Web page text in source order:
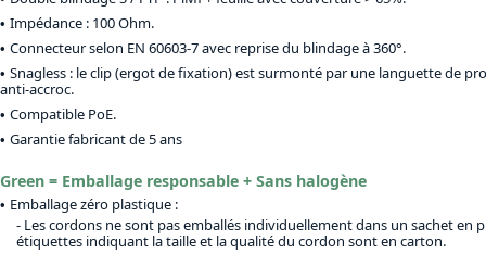
Impédance : 100 Ohm.
Connecteur selon EN 60603-7 avec reprise du blindage à 360°.
Snagless : le clip (ergot de fixation) est surmonté par une languette de
anti-accroc.
Compatible PoE.
Garantie fabricant de 5 ans
Green = Emballage responsable + Sans halogène
Emballage zéro plastique :
Les cordons ne sont pas emballés individuellement dans un sachet en
étiquettes indiquant la taille et la qualité du cordon sont en carton.